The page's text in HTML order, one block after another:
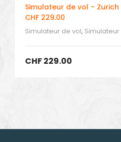
Simulateur de vol – Zurich – Boeing B777 – Dès
CHF 229.00
Simulateur de vol,
CHF229.00